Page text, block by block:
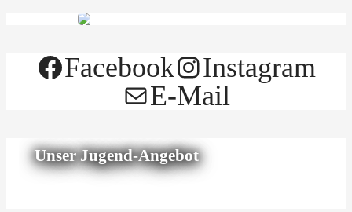
Facebook
Instagram
E-Mail
Unser Jugend-Angebot